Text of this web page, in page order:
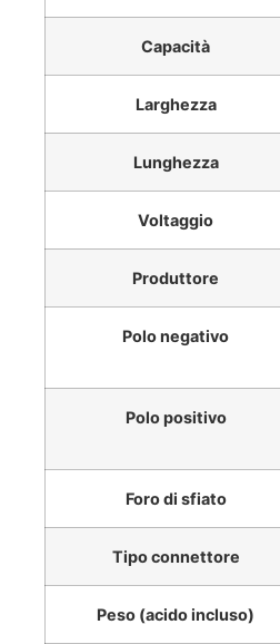
Capacità
Larghezza
Lunghezza
Voltaggio
Produttore
Polo negativo
Polo positivo
Foro di sfiato
Tipo connettore
Peso (acido incluso)